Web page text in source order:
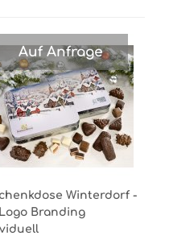
Auf Anfrage
Winterdorf -
Branding